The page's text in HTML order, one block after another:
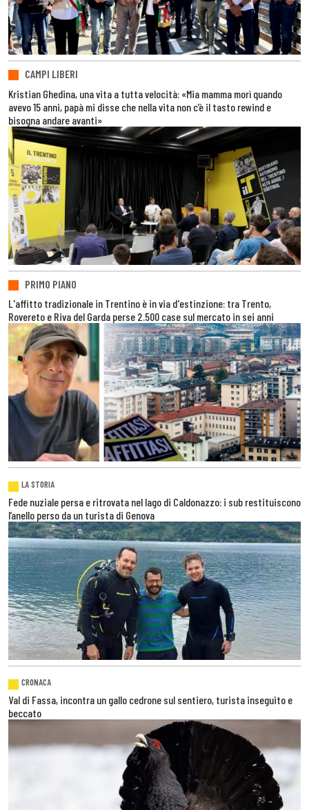
CAMPI LIBERI
Kristian Ghedina, una vita a tutta velocità: «Mia mamma morì quando
avevo 15 anni, papà mi disse che nella vita non c’è il tasto rewind e
bisogna andare avanti»
PRIMO PIANO
L'affitto tradizionale in Trentino è in via d'estinzione: tra Trento,
Rovereto e Riva del Garda perse 2.500 case sul mercato in sei anni
LA STORIA
Fede nuziale persa e ritrovata nel lago di Caldonazzo: i sub restituiscono
l’anello perso da un turista di Genova
CRONACA
Val di Fassa, incontra un gallo cedrone sul sentiero, turista inseguito e
beccato